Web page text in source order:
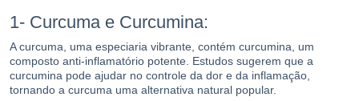
1- Curcuma e Curcumina:
A curcuma, uma especiaria vibrante, contém curcumina, um
composto anti-inflamatório potente. Estudos sugerem que a
curcumina pode ajudar no controle da dor e da inflamação,
tornando a curcuma uma alternativa natural popular.